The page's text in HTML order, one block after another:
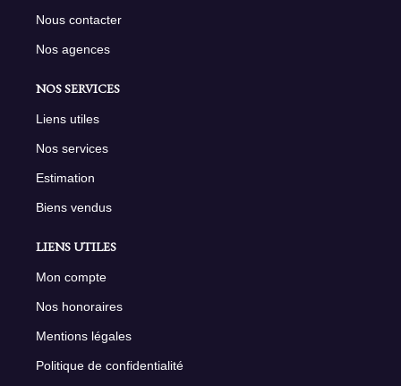
Nous contacter
Nos agences
NOS SERVICES
Liens utiles
Nos services
Estimation
Biens vendus
LIENS UTILES
Mon compte
Nos honoraires
Mentions légales
Politique de confidentialité